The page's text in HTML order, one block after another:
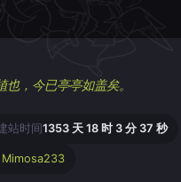
，今已亭亭如盖矣。
站时间1353 天 18 时 3 分 37 秒
Mimosa233